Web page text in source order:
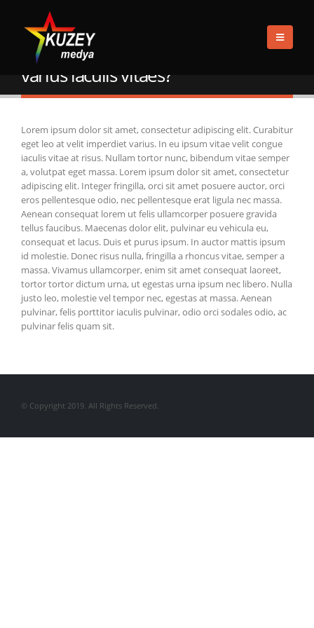
FAQS
CURABITUR EGET LEO AT VELIT IMPERDIET VARIUS IACULIS VITAES?
Curabitur eget leo at velit imperdiet
varius iaculis vitaes?
Lorem ipsum dolor sit amet, consectetur adipiscing elit. Curabitur
eget leo at velit imperdiet varius. In eu ipsum vitae velit congue
iaculis vitae at risus. Nullam tortor nunc, bibendum vitae semper
a, volutpat eget massa. Lorem ipsum dolor sit amet, consectetur
adipiscing elit. Integer fringilla, orci sit amet posuere auctor, orci
eros pellentesque odio, nec pellentesque erat ligula nec massa.
Aenean consequat lorem ut felis ullamcorper posuere gravida
tellus faucibus. Maecenas dolor elit, pulvinar eu vehicula eu,
consequat et lacus. Duis et purus ipsum. In auctor mattis ipsum
id molestie. Donec risus nulla, fringilla a rhoncus vitae, semper a
massa. Vivamus ullamcorper, enim sit amet consequat laoreet,
tortor tortor dictum urna, ut egestas urna ipsum nec libero. Nulla
justo leo, molestie vel tempor nec, egestas at massa. Aenean
pulvinar, felis porttitor iaculis pulvinar, odio orci sodales odio, ac
pulvinar felis quam sit.
© Copyright 2019. All Rights Reserved.